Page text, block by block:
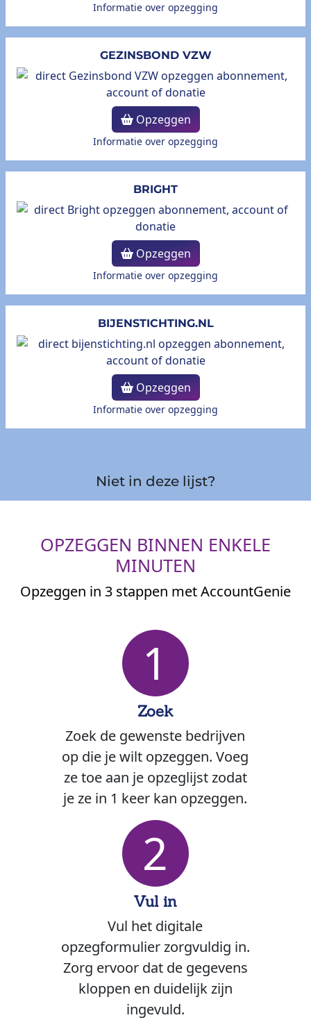
Informatie over opzegging
GEZINSBOND VZW
Opzeggen
Informatie over opzegging
BRIGHT
Opzeggen
Informatie over opzegging
BIJENSTICHTING.NL
Opzeggen
Informatie over opzegging
Niet in deze lijst?
OPZEGGEN BINNEN ENKELE
MINUTEN
Opzeggen in 3 stappen met AccountGenie
1
Zoek
Zoek de gewenste bedrijven
op die je wilt opzeggen. Voeg
ze toe aan je opzeglijst zodat
je ze in 1 keer kan opzeggen.
2
Vul in
Vul het digitale
opzegformulier zorgvuldig in.
Zorg ervoor dat de gegevens
kloppen en duidelijk zijn
ingevuld.